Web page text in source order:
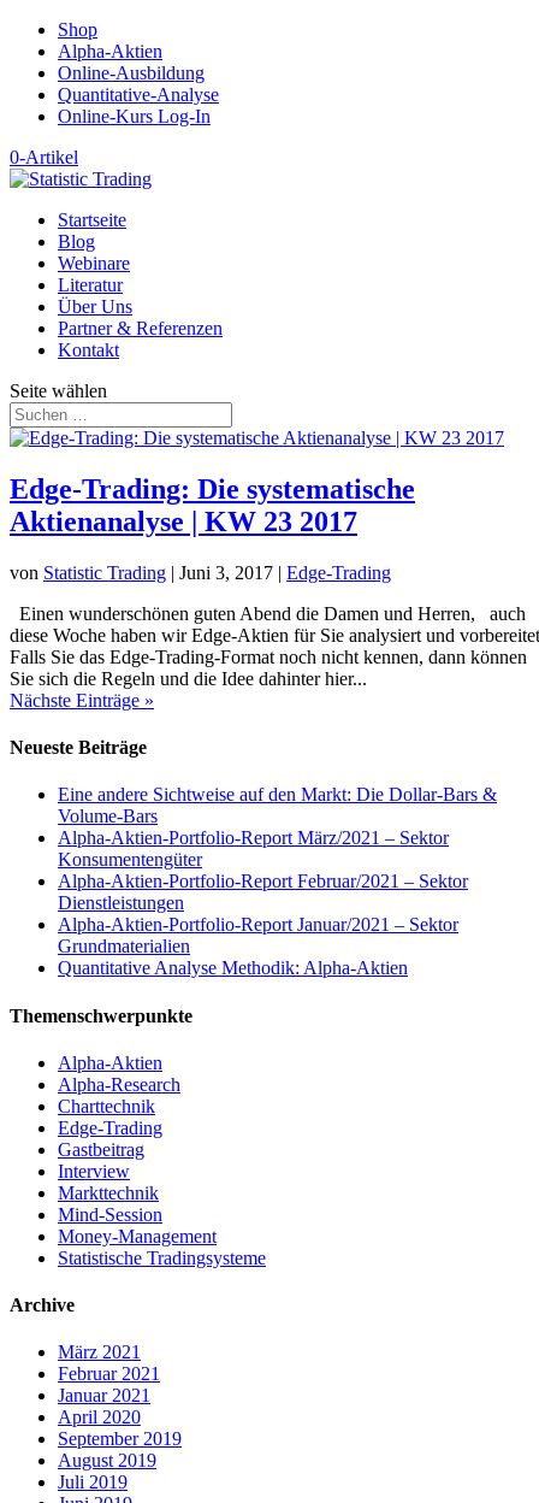
Shop
Alpha-Aktien
Online-Ausbildung
Quantitative-Analyse
Online-Kurs Log-In
0-Artikel
Startseite
Blog
Webinare
Literatur
Über Uns
Partner & Referenzen
Kontakt
Seite wählen
Edge-Trading: Die systematische
Aktienanalyse | KW 23 2017
von Statistic Trading | Juni 3, 2017 | Edge-Trading
Einen wunderschönen guten Abend die Damen und Herren, auch
diese Woche haben wir Edge-Aktien für Sie analysiert und
Falls Sie das Edge-Trading-Format noch nicht kennen, dann können
Sie sich die Regeln und die Idee dahinter hier...
Nächste Einträge »
Neueste Beiträge
Eine andere Sichtweise auf den Markt: Die Dollar-Bars &
Volume-Bars
Alpha-Aktien-Portfolio-Report März/2021 – Sektor
Konsumentengüter
Alpha-Aktien-Portfolio-Report Februar/2021 – Sektor
Dienstleistungen
Alpha-Aktien-Portfolio-Report Januar/2021 – Sektor
Grundmaterialien
Quantitative Analyse Methodik: Alpha-Aktien
Themenschwerpunkte
Alpha-Aktien
Alpha-Research
Charttechnik
Edge-Trading
Gastbeitrag
Interview
Markttechnik
Mind-Session
Money-Management
Statistische Tradingsysteme
Archive
März 2021
Februar 2021
Januar 2021
April 2020
September 2019
August 2019
Juli 2019